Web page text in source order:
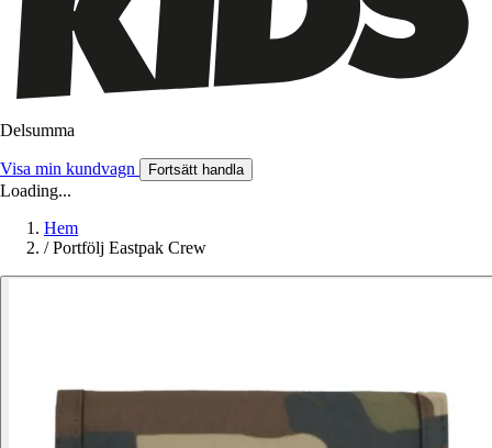
Delsumma
Visa min kundvagn Fortsätt handla
Loading...
Hem
/ Portfölj Eastpak Crew